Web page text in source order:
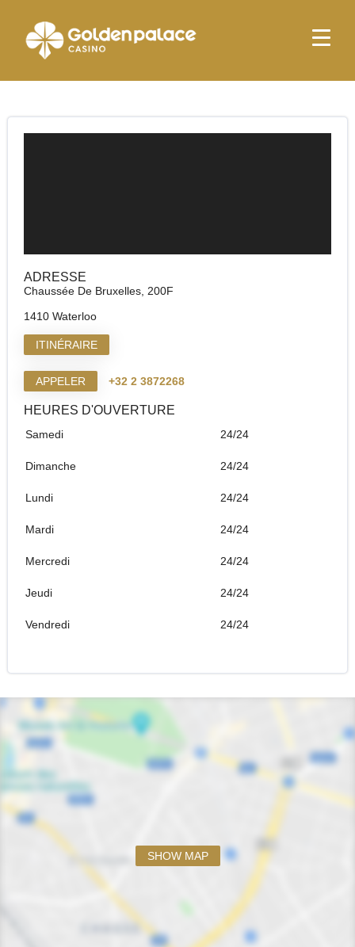
page d'accueil
ADRESSE
Chaussée De Bruxelles, 200F
1410 Waterloo
ITINÉRAIRE
APPELER +32 2 3872268
HEURES D'OUVERTURE
Samedi 24/24
Dimanche 24/24
Lundi 24/24
Mardi 24/24
Mercredi 24/24
Jeudi 24/24
Vendredi 24/24
SHOW MAP